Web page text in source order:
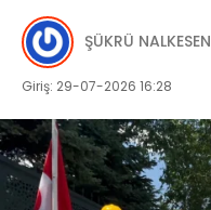
ŞÜKRÜ NALKESEN
Giriş: 29-07-2026 16:28